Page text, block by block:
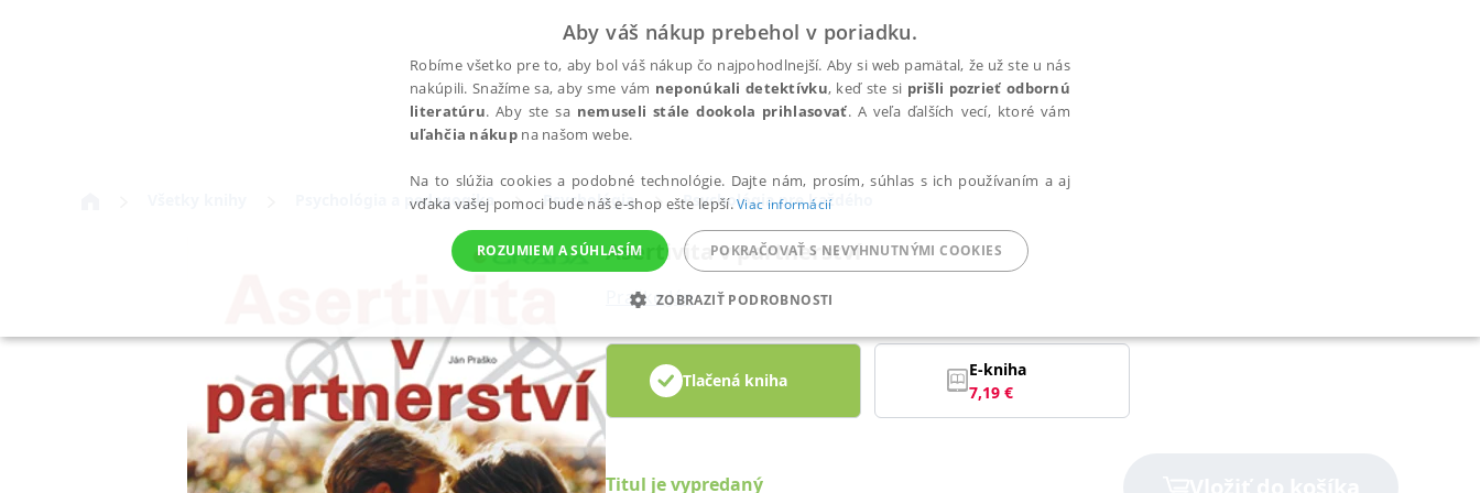
Psychológia a pedagogika Psychológia Psychológia pre každého
Asertivita v partnerství
Praško Ján
Tlačená kniha
E-kniha
7,19 €
Titul je vypredaný
Aby váš nákup prebehol v poriadku.
Robíme všetko pre to, aby bol váš nákup čo najpohodlnejší. Aby si web pamätal, že už ste u nás
nakúpili. Snažíme sa, aby sme vám neponúkali detektívku, keď ste si prišli pozrieť odbornú
literatúru. Aby ste sa nemuseli stále dookola prihlasovať. A veľa ďalších vecí, ktoré vám
uľahčia nákupna našom webe.
Na to slúžia cookies a podobné technológie. Dajte nám, prosím, súhlas s ich používaním a aj
vďaka vašej pomoci bude náš e-shop ešte lepší.Viac informácií
ROZUMIEM A SÚHLASÍM POKRAČOVAŤ S NEVYHNUTNÝMI COOKIES
ZOBRAZIŤ PODROBNOSTI
POTREBNÉ ANALYTICKÉ MARKETINGOVÉ FUNKČNÉ NEZARADENÉ SÚBORY
Potrebné Analytické
Nevyhnutné súbory cookie umožňujú základné funkcie webovej stránky, ako je prihlásenie používateľa a správa účtu. Bez nevyhnutných súborov cookie nie je možné webové stránky správne používať.